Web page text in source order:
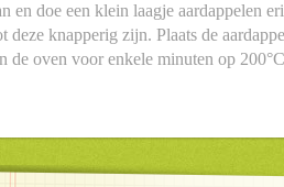
en doe een klein laagje aardappelen
deze knapperig zijn. Plaats de
de oven voor enkele minuten op